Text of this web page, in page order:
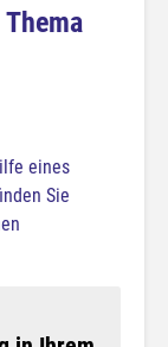
eines
Sie